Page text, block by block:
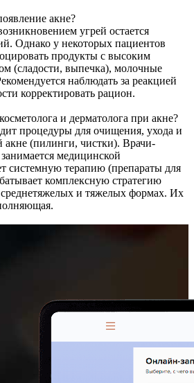
акне?
угрей остается
Однако у некоторых пациентов
продукты с высоким
(сладости, выпечка), молочные
наблюдать за реакцией
корректировать рацион.
и дерматолога при акне?
процедуры для очищения, ухода и
акне (пилинги, чистки). Врачи-
медицинской
системную терапию (препараты для
комплексную стратегию
и тяжелых формах. Их